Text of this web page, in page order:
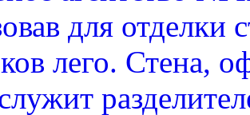
для отделки
лего. Стена,